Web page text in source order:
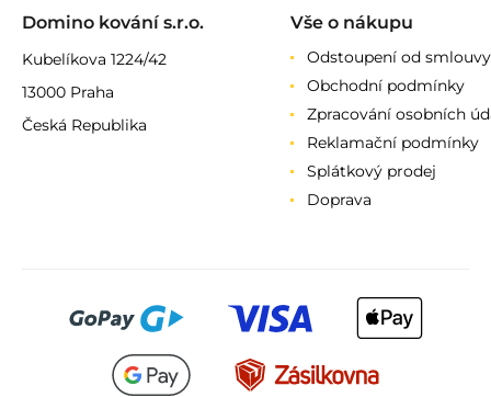
Domino kování s.r.o.
Kubelíkova 1224/42
13000 Praha
Česká Republika
Vše o nákupu
Odstoupení od smlouvy
Obchodní podmínky
Zpracování osobních
Reklamační podmínky
Splátkový prodej
Doprava